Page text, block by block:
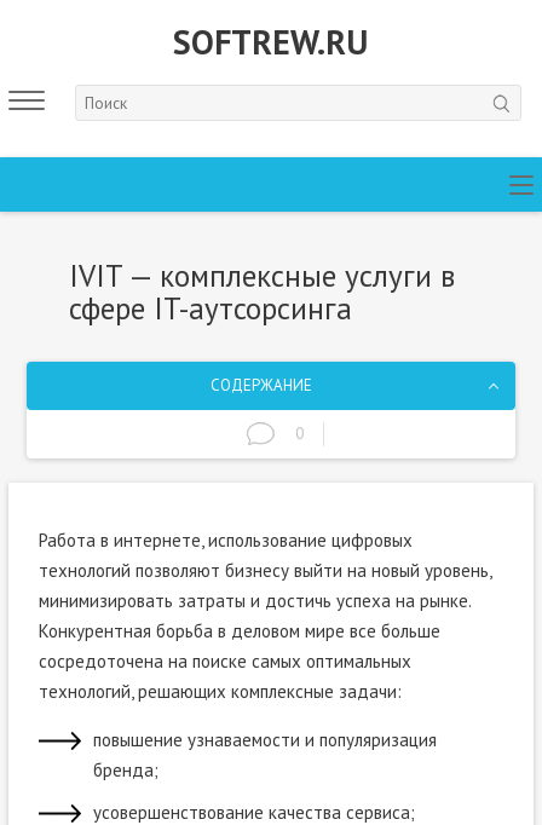
SOFTREW.RU
IVIT — комплексные услуги в
сфере IT-аутсорсинга
СОДЕРЖАНИЕ
0
Работа в интернете, использование цифровых
технологий позволяют бизнесу выйти на новый уровень,
минимизировать затраты и достичь успеха на рынке.
Конкурентная борьба в деловом мире все больше
сосредоточена на поиске самых оптимальных
технологий, решающих комплексные задачи:
повышение узнаваемости и популяризация
бренда;
усовершенствование качества сервиса;